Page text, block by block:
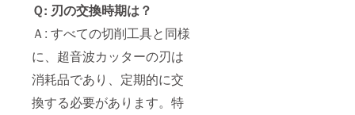
Ｑ: 刃の交換時期は？
Ａ: すべての切削工具と同様
に、超音波カッターの刃は
消耗品であり、定期的に交
換する必要があります。特